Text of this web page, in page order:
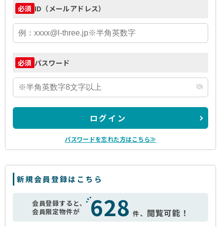
必須 ID（メールアドレス）
必須 パスワード
ログイン
パスワードを忘れた方はこちら≫
新規会員登録はこちら
会員登録すると、
会員限定物件が
628 件、 閲覧可能！